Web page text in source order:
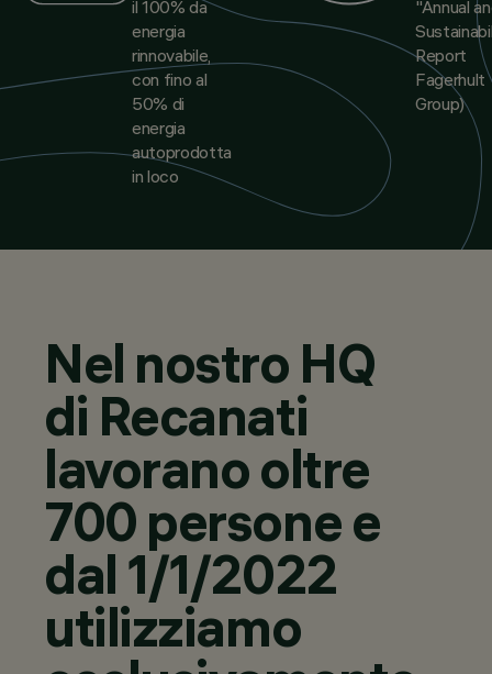
il 100% da
energia
rinnovabile,
con fino al
50% di
energia
autoprodotta
in loco
"Annual
Report
Fagerhult
Group)
Nel nostro HQ
di Recanati
lavorano oltre
700 persone e
dal 1/1/2022
utilizziamo